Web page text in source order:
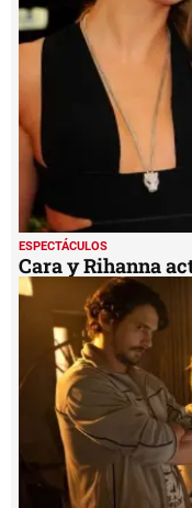
ESPECTÁCULOS
Cara y Rihanna